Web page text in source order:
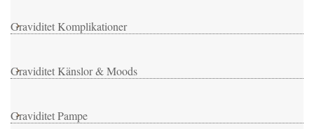
Graviditet Komplikationer
Graviditet Känslor & Moods
Graviditet Pampe